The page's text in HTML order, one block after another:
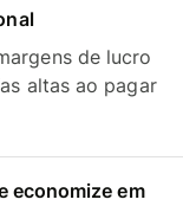
de lucro
altas ao pagar
economize em